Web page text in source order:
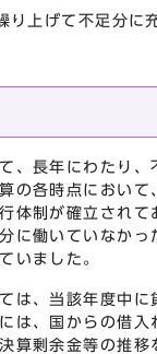
り上げて不足分に
、長年にわたり、
の各時点において
体制が確立されて
に働いていなかっ
いました。
は、当該年度中に
は、国からの借入
算剰余金等の推移